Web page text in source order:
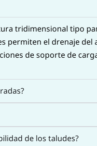
tridimensional tipo
el drenaje
de soporte de
de los taludes?